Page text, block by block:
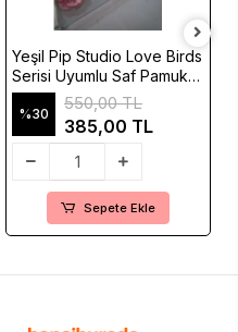
Yeşil Pip Studio Love Birds
Serisi Uyumlu Saf Pamuk
Kadife El Havlusu
30x50cm
%30
550,00 TL
385,00 TL
Sepete Ekle